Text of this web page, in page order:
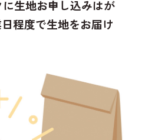
に生地お申し込みはが
程度で生地をお届け